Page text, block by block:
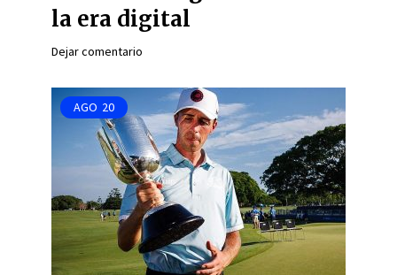
la era digital
Dejar comentario
AGO 20